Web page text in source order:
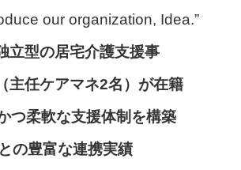
our organization, Idea.”
立型の居宅介護支援事
主任ケアマネ2名）が在籍
つ柔軟な支援体制を構築
の豊富な連携実績